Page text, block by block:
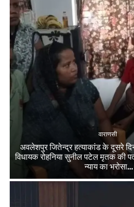
वाराणसी
अवलेशपुर जितेन्द्र हत्याकांड के दूसरे
विधायक रोहनिया सुनील पटेल मृतक की
न्याय का भरोसा...